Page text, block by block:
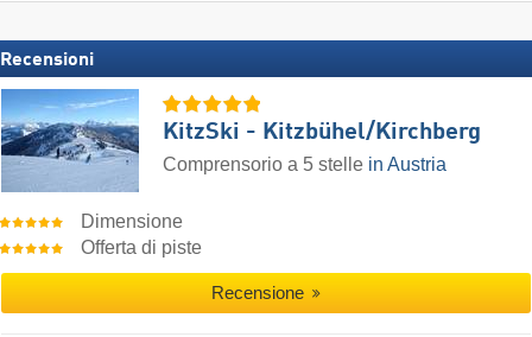
Recensioni
KitzSki - Kitzbühel/​Kirchberg
Comprensorio a 5 stelle in Austria
Dimensione
Offerta di piste
Recensione